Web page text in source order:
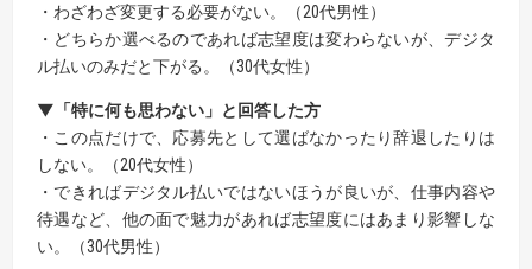
・わざわざ変更する必要がない。（20代男性）
・どちらか選べるのであれば志望度は変わらないが、デジタ
ル払いのみだと下がる。（30代女性）
▼「特に何も思わない」と回答した方
・この点だけで、応募先として選ばなかったり辞退したりは
しない。（20代女性）
・できればデジタル払いではないほうが良いが、仕事内容や
待遇など、他の面で魅力があれば志望度にはあまり影響しな
い。（30代男性）